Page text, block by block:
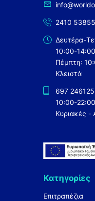
2410
Δευτέρα-
10:00-
Πέμπτη:
Κλειστά
697
10:00-22:00
Κυριακές -
Κατηγορίες
Επιτραπέζια